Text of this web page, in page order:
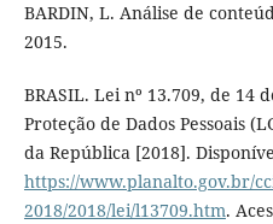
BARDIN, L. Análise de
2015.
BRASIL. Lei nº 13.709, de 14
Proteção de Dados Pessoais
da República [2018].
https://www.planalto.gov.br/
2018/2018/lei/l13709.htm.